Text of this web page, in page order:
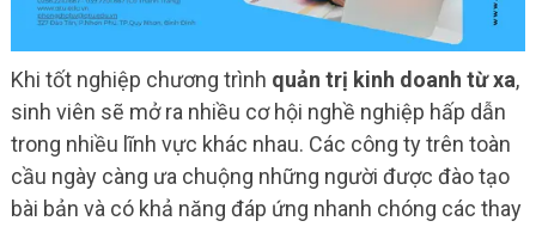
Khi tốt nghiệp chương trình quản trị kinh doanh từ xa,
sinh viên sẽ mở ra nhiều cơ hội nghề nghiệp hấp dẫn
trong nhiều lĩnh vực khác nhau. Các công ty trên toàn
cầu ngày càng ưa chuộng những người được đào tạo
bài bản và có khả năng đáp ứng nhanh chóng các thay